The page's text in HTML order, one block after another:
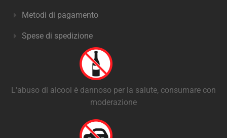
Metodi di pagamento
Spese di spedizione
L'abuso di alcool è dannoso per la salute, consumare con
moderazione